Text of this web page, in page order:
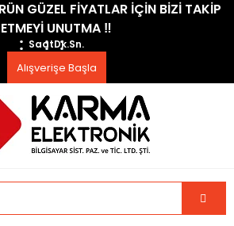
GÜZEL FİYATLAR İÇİN BİZİ TAKİP
ETMEYİ UNUTMA ​‼️​
SaatDk.Sn.
Alışverişe Başla